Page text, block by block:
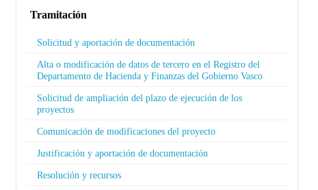
Tramitación
Solicitud y aportación de documentación
Alta o modificación de datos de tercero en el Registro del
Departamento de Hacienda y Finanzas del Gobierno Vasco
Solicitud de ampliación del plazo de ejecución de los
proyectos
Comunicación de modificaciones del proyecto
Justificación y aportación de documentación
Resolución y recursos